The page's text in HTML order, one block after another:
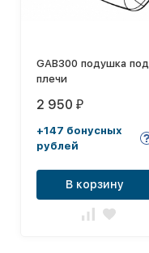
GAB300 подушка под
плечи
2 950 ₽
+147 бонусных
рублей
В корзину